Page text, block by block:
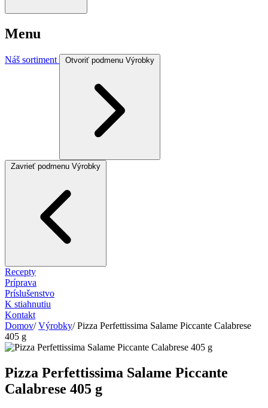
Menu
Náš sortiment Otvoriť podmenu Výrobky
Zavrieť podmenu Výrobky
Recepty
Príprava
Príslušenstvo
K stiahnutiu
Kontakt
Domov/Výrobky/Pizza Perfettissima Salame Piccante Calabrese
405 g
Pizza Perfettissima Salame Piccante
Calabrese 405 g